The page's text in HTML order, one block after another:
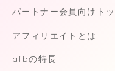
パートナー会員向けト
アフィリエイトとは
afbの特長